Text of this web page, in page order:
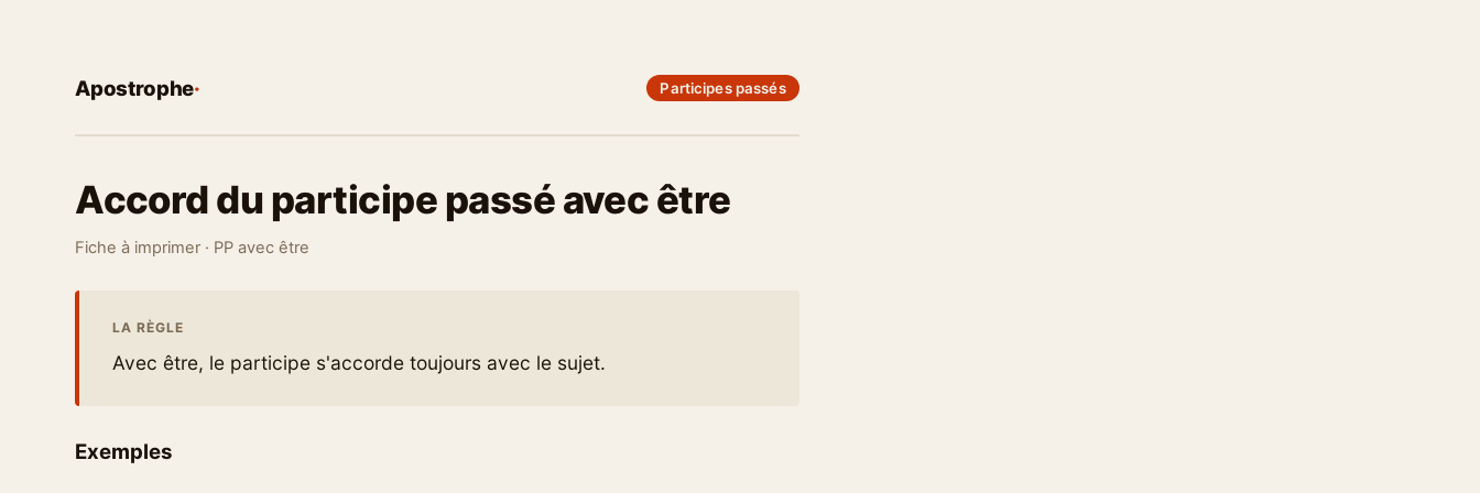
Apostrophe· Participes passés
Accord du participe passé avec être
Fiche à imprimer · PP avec être
LA RÈGLE
Avec être, le participe s'accorde toujours avec le sujet.
Exemples